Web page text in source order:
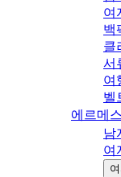
여
백
클
서
여
벨
에르메스
남
여